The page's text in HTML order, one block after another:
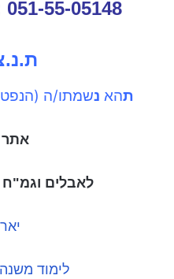
051-55-05148 ; 052-565-2005
תהא נשמתו/ה
אתר
לאבלים
לימוד